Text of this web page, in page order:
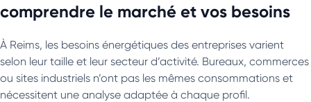
comprendre le marché et vos besoins
À Reims, les besoins énergétiques des entreprises varient
selon leur taille et leur secteur d’activité. Bureaux, commerces
ou sites industriels n’ont pas les mêmes consommations et
nécessitent une analyse adaptée à chaque profil.